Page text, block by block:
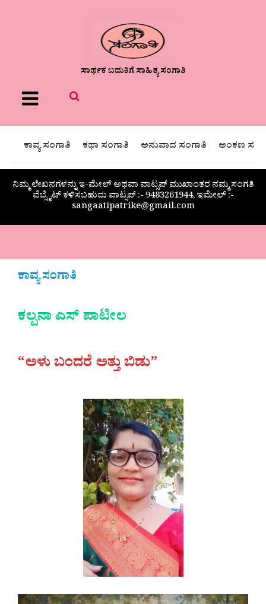
ಸಾರ್ಥಕ ಬದುಕಿಗೆ ಸಾಹಿತ್ಯ ಸಂಗಾತಿ
Menu
ಕಾವ್ಯ ಸಂಗಾತಿ ಕಥಾ ಸಂಗಾತಿ ಅನುವಾದ ಸಂಗಾತಿ ಅಂಕಣ
ನಿಮ್ಮ ಲೇಖನಗಳನ್ನು ಇ-ಮೇಲ್ ಅಥವಾ ವಾಟ್ಸಪ್ ಮುಖಾಂತರ ನಮ್ಮ ಸಂಗತಿ
ವೆಬ್ಸೈಟ್ ಕಳಿಸಬಹುದು ವಾಟ್ಸಪ್‌ :- 9483261944, ಇಮೇಲ್ :-
sangaatipatrike@gmail.com
ಕಾವ್ಯ ಸಂಗಾತಿ
ಕಲ್ಪನಾ ಎಸ್‌ ಪಾಟೀಲ
“ಅಳು ಬಂದರೆ ಅತ್ತು ಬಿಡು”